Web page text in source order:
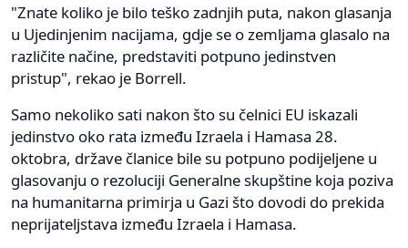
"Znate koliko je bilo teško zadnjih puta, nakon glasanja
u Ujedinjenim nacijama, gdje se o zemljama glasalo na
različite načine, predstaviti potpuno jedinstven
pristup", rekao je Borrell.
Samo nekoliko sati nakon što su čelnici EU iskazali
jedinstvo oko rata između Izraela i Hamasa 28.
oktobra, države članice bile su potpuno podijeljene u
glasovanju o rezoluciji Generalne skupštine koja poziva
na humanitarna primirja u Gazi što dovodi do prekida
neprijateljstava između Izraela i Hamasa.